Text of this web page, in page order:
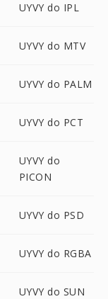
UYVY do IPL
UYVY do MTV
UYVY do PALM
UYVY do PCT
UYVY do
PICON
UYVY do PSD
UYVY do RGBA
UYVY do SUN